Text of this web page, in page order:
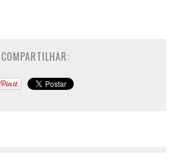
COMPARTILHAR: